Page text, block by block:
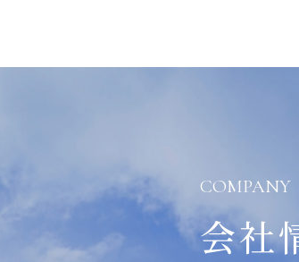
COMPANY
会社